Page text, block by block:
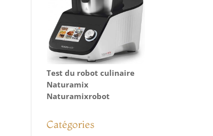
Test du robot culinaire
Naturamix
Naturamixrobot
Catégories